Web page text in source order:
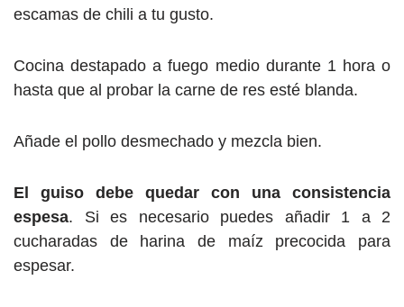
escamas de chili a tu gusto.
Cocina destapado a fuego medio durante 1 hora o
hasta que al probar la carne de res esté blanda.
Añade el pollo desmechado y mezcla bien.
El guiso debe quedar con una consistencia
espesa. Si es necesario puedes añadir 1 a 2
cucharadas de harina de maíz precocida para
espesar.